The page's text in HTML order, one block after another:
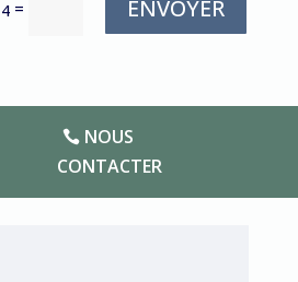
= ENVOYER
NOUS
CONTACTER